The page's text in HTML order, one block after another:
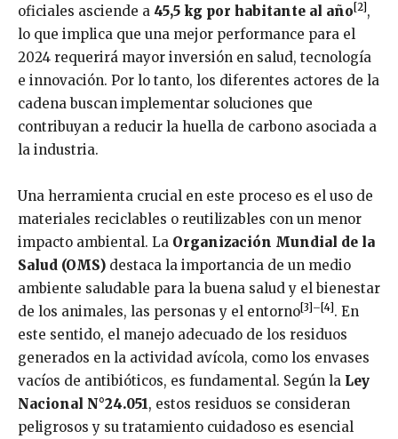
oficiales asciende a 45,5 kg por habitante al año [2] ,
lo que implica que una mejor performance para el
2024 requerirá mayor inversión en salud, tecnología
e innovación. Por lo tanto, los diferentes actores de la
cadena buscan implementar soluciones que
contribuyan a reducir la huella de carbono asociada a
la industria.
Una herramienta crucial en este proceso es el uso de
materiales reciclables o reutilizables con un menor
impacto ambiental. La Organización Mundial de la
Salud (OMS) destaca la importancia de un medio
ambiente saludable para la buena salud y el bienestar
de los animales, las personas y el entorno [3] – [4] . En
este sentido, el manejo adecuado de los residuos
generados en la actividad avícola, como los envases
vacíos de antibióticos, es fundamental. Según la Ley
Nacional N°24.051, estos residuos se consideran
peligrosos y su tratamiento cuidadoso es esencial